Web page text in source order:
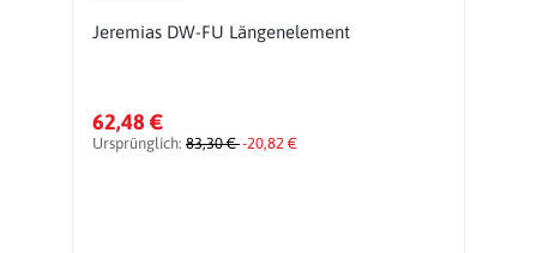
Jeremias DW-FU Längenelement
62,48 €
Ursprünglich: 83,30 €-20,82 €